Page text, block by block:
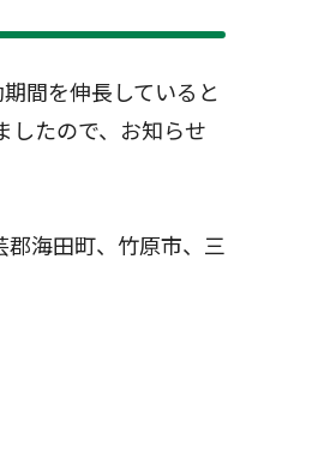
間を伸長していると
したので、お知らせ
海田町、竹原市、三